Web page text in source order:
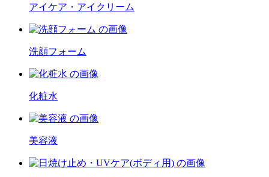
アイケア・アイクリーム
洗顔フォーム
化粧水
美容液